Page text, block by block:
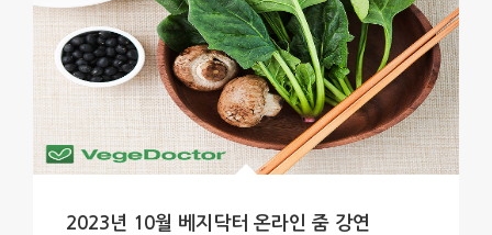
2023년 10월 베지닥터 온라인 줌 강연